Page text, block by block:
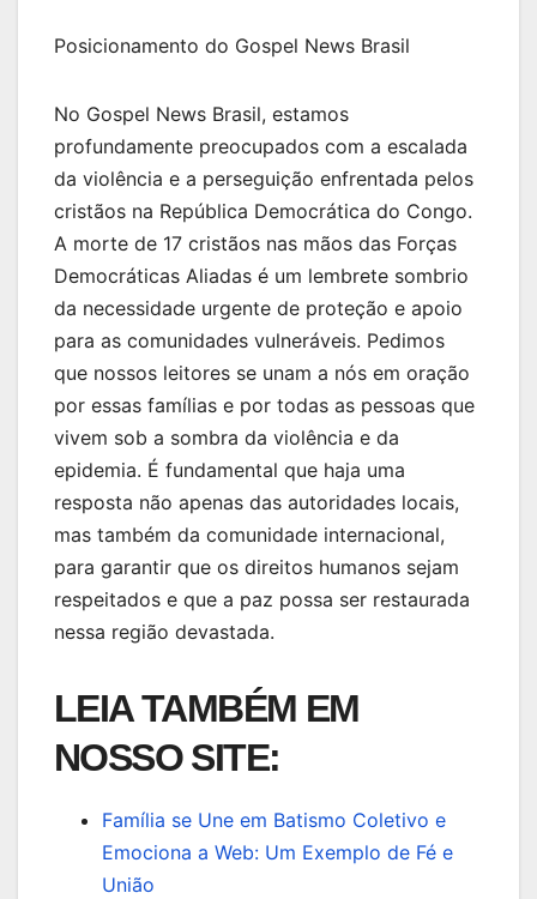
Posicionamento do Gospel News Brasil
No Gospel News Brasil, estamos
profundamente preocupados com a escalada
da violência e a perseguição enfrentada pelos
cristãos na República Democrática do Congo.
A morte de 17 cristãos nas mãos das Forças
Democráticas Aliadas é um lembrete sombrio
da necessidade urgente de proteção e apoio
para as comunidades vulneráveis. Pedimos
que nossos leitores se unam a nós em oração
por essas famílias e por todas as pessoas que
vivem sob a sombra da violência e da
epidemia. É fundamental que haja uma
resposta não apenas das autoridades locais,
mas também da comunidade internacional,
para garantir que os direitos humanos sejam
respeitados e que a paz possa ser restaurada
nessa região devastada.
LEIA TAMBÉM EM
NOSSO SITE:
Família se Une em Batismo Coletivo e
Emociona a Web: Um Exemplo de Fé e
União